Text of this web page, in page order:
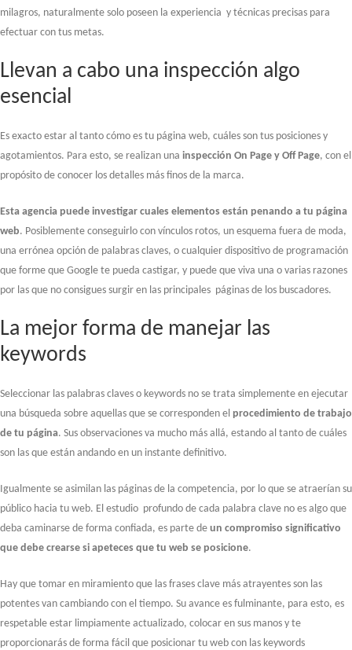
milagros, naturalmente solo poseen la experiencia y técnicas precisas para
efectuar con tus metas.
Llevan a cabo una inspección algo
esencial
Es exacto estar al tanto cómo es tu página web, cuáles son tus posiciones y
agotamientos. Para esto, se realizan una inspección On Page y Off Page, con el
propósito de conocer los detalles más finos de la marca.
Esta agencia puede investigar cuales elementos están penando a tu página
web. Posiblemente conseguirlo con vínculos rotos, un esquema fuera de moda,
una errónea opción de palabras claves, o cualquier dispositivo de programación
que forme que Google te pueda castigar, y puede que viva una o varias razones
por las que no consigues surgir en las principales páginas de los buscadores.
La mejor forma de manejar las
keywords
Seleccionar las palabras claves o keywords no se trata simplemente en ejecutar
una búsqueda sobre aquellas que se corresponden el procedimiento de trabajo
de tu página. Sus observaciones va mucho más allá, estando al tanto de cuáles
son las que están andando en un instante definitivo.
Igualmente se asimilan las páginas de la competencia, por lo que se atraerían su
público hacia tu web. El estudio profundo de cada palabra clave no es algo que
deba caminarse de forma confiada, es parte de un compromiso significativo
que debe crearse si apeteces que tu web se posicione.
Hay que tomar en miramiento que las frases clave más atrayentes son las
potentes van cambiando con el tiempo. Su avance es fulminante, para esto, es
respetable estar limpiamente actualizado, colocar en sus manos y te
proporcionarás de forma fácil que posicionar tu web con las keywords